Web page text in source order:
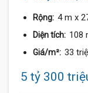
Rộng: 4 m x
Diện tích: 108
Giá/m²: 33
5 tỷ 300